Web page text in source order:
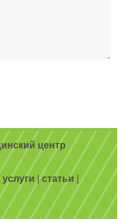
центр
услуги |статьи